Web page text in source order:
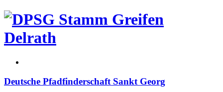
Deutsche Pfadfinderschaft Sankt Georg